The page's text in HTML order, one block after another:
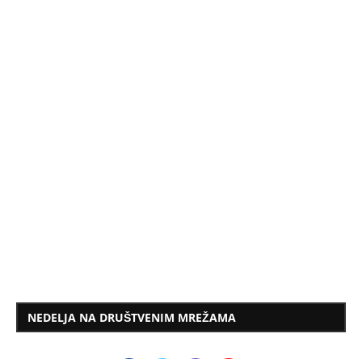
NEDELJA NA DRUŠTVENIM MREŽAMA